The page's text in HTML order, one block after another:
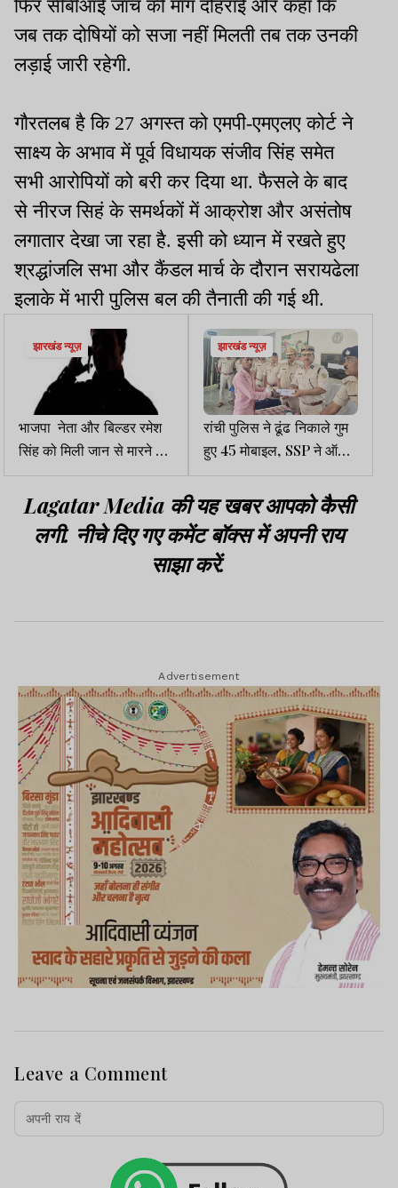
फिर सीबीआई जांच की मांग दोहराई और कहा कि
जब तक दोषियों को सजा नहीं मिलती तब तक उनकी
लड़ाई जारी रहेगी.
गौरतलब है कि 27 अगस्त को एमपी-एमएलए कोर्ट ने
साक्ष्य के अभाव में पूर्व विधायक संजीव सिंह समेत
सभी आरोपियों को बरी कर दिया था. फैसले के बाद
से नीरज सिहं के समर्थकों में आक्रोश और असंतोष
लगातार देखा जा रहा है. इसी को ध्यान में रखते हुए
श्रद्धांजलि सभा और कैंडल मार्च के दौरान सरायढेला
इलाके में भारी पुलिस बल की तैनाती की गई थी.
झारखंड न्यूज़
भाजपा नेता और बिल्डर रमेश
सिंह को मिली जान से मारने की
धमकी
झारखंड न्यूज़
रांची पुलिस ने ढूंढ निकाले गुम
हुए 45 मोबाइल, SSP ने ऑनर
को सौंपा
Lagatar Media की यह खबर आपको कैसी
लगी. नीचे दिए गए कमेंट बॉक्स में अपनी राय
साझा करें.
Advertisement
Leave a Comment